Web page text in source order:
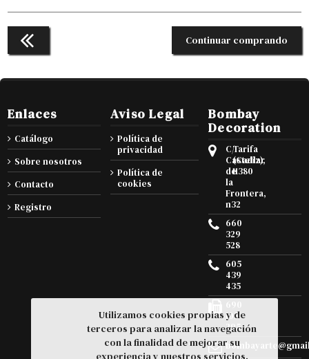
Continuar comprando
Enlaces
Catálogo
Sobre nosotros
Contacto
Registro
Aviso Legal
Política de
privacidad
Política de
cookies
Bombay
Decoration
C/
Castellar
de
la
Frontera,
n32
Tarifa
(Cadiz),
11380
660
329
528
605
439
435
105
295
Utilizamos cookies propias y de
terceros para analizar la navegación
con la finalidad de mejorar su
experiencia y nuestros servicios.